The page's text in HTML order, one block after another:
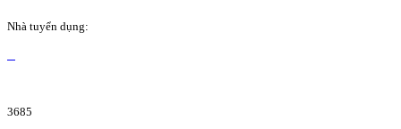
Nhà tuyển dụng:
3685